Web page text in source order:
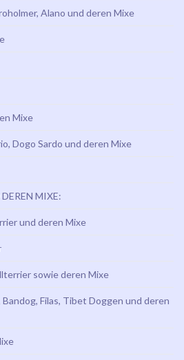
Alano und deren Mixe
Mixe
Dogo Sardo und deren Mixe
MIXE:
und deren Mixe
sowie deren Mixe
Filas, Tibet Doggen und deren